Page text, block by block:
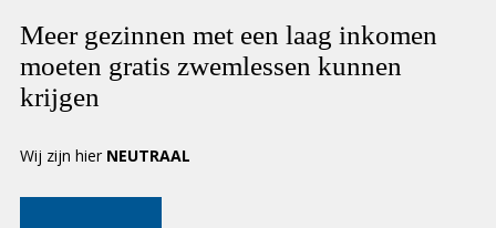
Meer gezinnen met een laag inkomen
moeten gratis zwemlessen kunnen
krijgen
Wij zijn hier NEUTRAAL